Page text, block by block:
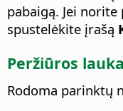
pabaigą. Jei
spustelėkite įrašą
Peržiūros
Rodoma parinktų